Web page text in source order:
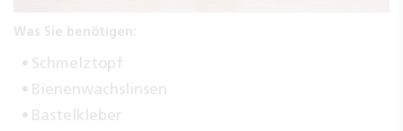
Was Sie benötigen:
Schmelztopf
Bienenwachslinsen
Bastelkleber